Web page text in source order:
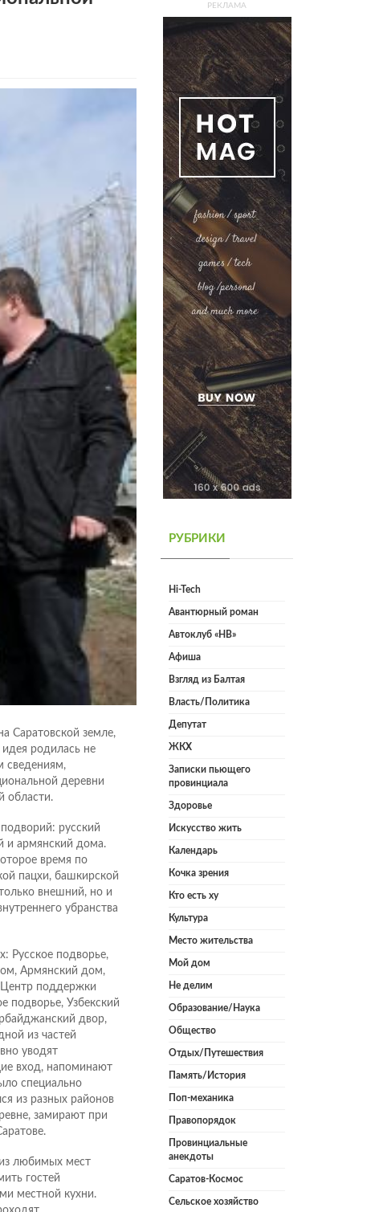
Саратовской земле,
родилась не
сведениям,
деревни
области.
русский
и армянский дома.
время по
пацхи, башкирской
внешний, но и
убранства
Русское подворье,
Армянский дом,
поддержки
подворье, Узбекский
двор,
из частей
уводят
вход, напоминают
специально
из разных районов
замирают при
любимых мест
гостей
местной кухни.
РЕКЛАМА
РУБРИКИ
Hi-Tech
Авантюрный роман
Автоклуб «НВ»
Афиша
Взгляд из Балтая
Власть/Политика
Депутат
ЖКХ
Записки пьющего
провинциала
Здоровье
Искусство жить
Календарь
Кочка зрения
Кто есть ху
Культура
Место жительства
Мой дом
Не делим
Образование/Наука
Общество
Отдых/Путешествия
Память/История
Поп-механика
Правопорядок
Провинциальные
анекдоты
Саратов-Космос
Сельское хозяйство